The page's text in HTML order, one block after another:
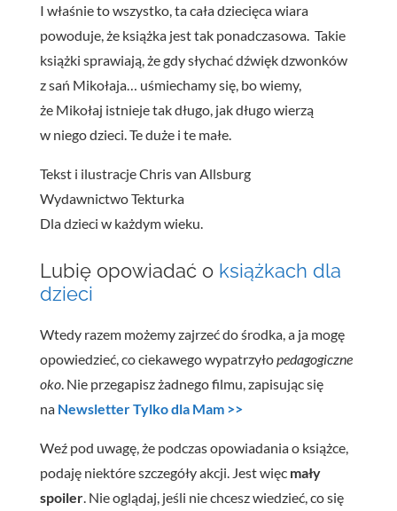
I właśnie to wszystko, ta cała dziecięca wiara
powoduje, że książka jest tak ponadczasowa. Takie
książki sprawiają, że gdy słychać dźwięk dzwonków
z sań Mikołaja… uśmiechamy się, bo wiemy,
że Mikołaj istnieje tak długo, jak długo wierzą
w niego dzieci. Te duże i te małe.
Tekst i ilustracje Chris van Allsburg
Wydawnictwo Tekturka
Dla dzieci w każdym wieku.
Lubię opowiadać o książkach dla
dzieci
Wtedy razem możemy zajrzeć do środka, a ja mogę
opowiedzieć, co ciekawego wypatrzyłopedagogiczne
oko. Nie przegapisz żadnego filmu, zapisując się
naNewsletter Tylko dla Mam >>
Weź pod uwagę, że podczas opowiadania o książce,
podaję niektóre szczegóły akcji. Jest więcmały
spoiler. Nie oglądaj, jeśli nie chcesz wiedzieć, co się